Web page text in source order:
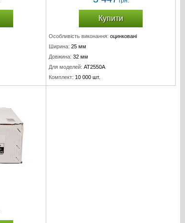
Купити
Особливість виконання: оцинковані
Ширина: 25 мм
Довжина: 32 мм
Для моделей: AT2550A
Комплект: 10 000 шт.